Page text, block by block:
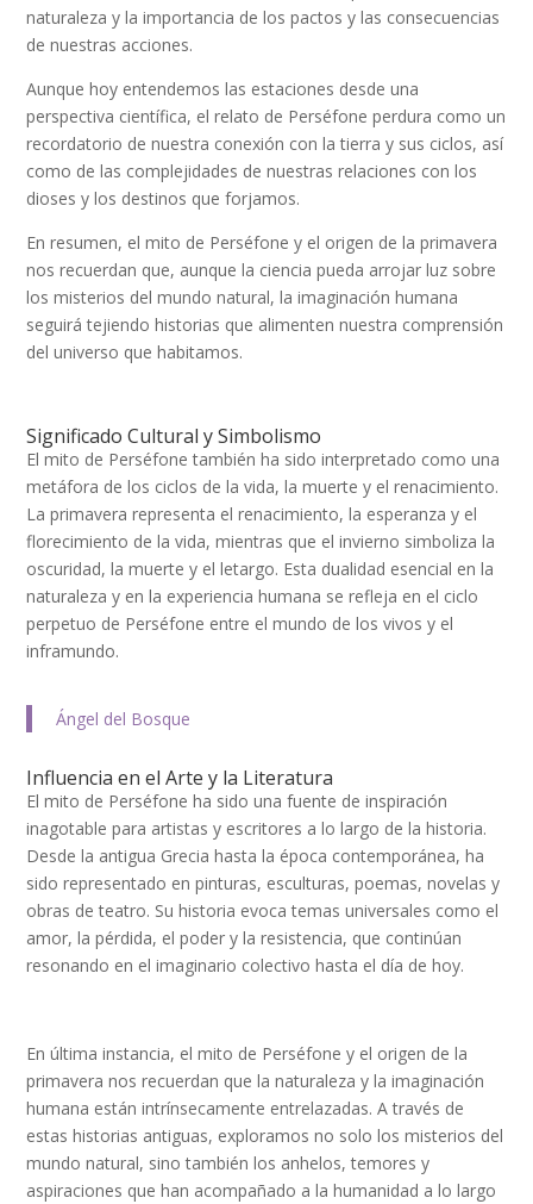
naturaleza y la importancia de los pactos y las consecuencias
de nuestras acciones.
Aunque hoy entendemos las estaciones desde una
perspectiva científica, el relato de Perséfone perdura como un
recordatorio de nuestra conexión con la tierra y sus ciclos, así
como de las complejidades de nuestras relaciones con los
dioses y los destinos que forjamos.
En resumen, el mito de Perséfone y el origen de la primavera
nos recuerdan que, aunque la ciencia pueda arrojar luz sobre
los misterios del mundo natural, la imaginación humana
seguirá tejiendo historias que alimenten nuestra comprensión
del universo que habitamos.
Significado Cultural y Simbolismo
El mito de Perséfone también ha sido interpretado como una
metáfora de los ciclos de la vida, la muerte y el renacimiento.
La primavera representa el renacimiento, la esperanza y el
florecimiento de la vida, mientras que el invierno simboliza la
oscuridad, la muerte y el letargo. Esta dualidad esencial en la
naturaleza y en la experiencia humana se refleja en el ciclo
perpetuo de Perséfone entre el mundo de los vivos y el
inframundo.
Ángel del Bosque
Influencia en el Arte y la Literatura
El mito de Perséfone ha sido una fuente de inspiración
inagotable para artistas y escritores a lo largo de la historia.
Desde la antigua Grecia hasta la época contemporánea, ha
sido representado en pinturas, esculturas, poemas, novelas y
obras de teatro. Su historia evoca temas universales como el
amor, la pérdida, el poder y la resistencia, que continúan
resonando en el imaginario colectivo hasta el día de hoy.
En última instancia, el mito de Perséfone y el origen de la
primavera nos recuerdan que la naturaleza y la imaginación
humana están intrínsecamente entrelazadas. A través de
estas historias antiguas, exploramos no solo los misterios del
mundo natural, sino también los anhelos, temores y
aspiraciones que han acompañado a la humanidad a lo largo